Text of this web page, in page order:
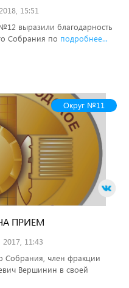
15:51
выразили благодарность
Собрания по подробнее...
Округ №11
ПРИЕМ
2017, 11:43
Собрания, член фракции
Вершинин в своей